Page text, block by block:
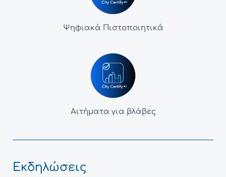
Ψηφιακά Πιστοποιητικά
Αιτήματα για βλάβες
Εκδηλώσεις